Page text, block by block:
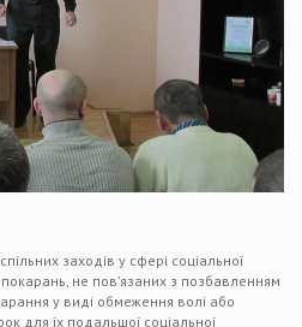
заходів у сфері соціальної
покарань, не пов’язаних з позбавленням
у виді обмеження волі або
для їх подальшої соціальної